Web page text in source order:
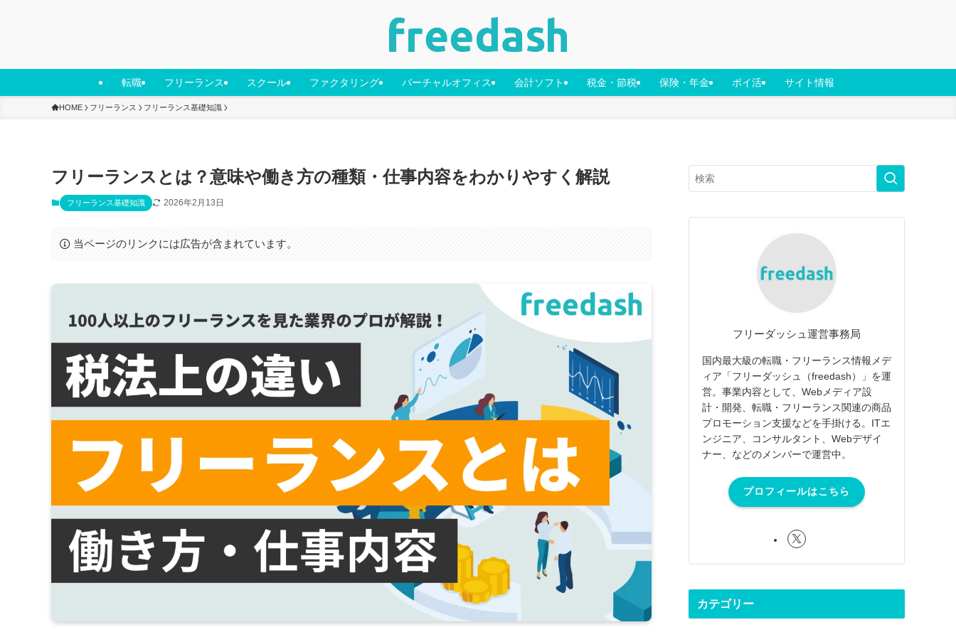
転職 フリーランス スクール ファクタリング バーチャルオフィス 会計ソフト 税金・節税 保険・年金 ポイ活 サイト情報
HOME フリーランス フリーランス基礎知識
フリーランスとは？意味や働き方の種類・仕事内容をわかりやすく解説
フリーランス基礎知識 2026年2月13日
当ページのリンクには広告が含まれています。
フリーダッシュ運営事務局
国内最大級の転職・フリーランス情報メデ
ィア「フリーダッシュ（freedash）」を運
営。事業内容として、Webメディア設
計・開発、転職・フリーランス関連の商品
プロモーション支援などを手掛ける。ITエ
ンジニア、コンサルタント、Webデザイ
ナー、などのメンバーで運営中。
プロフィールはこちら
カテゴリー